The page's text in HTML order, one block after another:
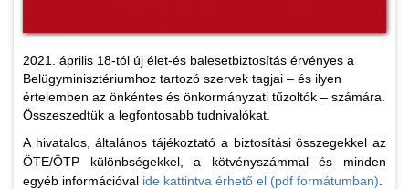
2021. április 18-tól új élet-és balesetbiztosítás érvényes a
Belügyminisztériumhoz tartozó szervek tagjai – és ilyen
értelemben az önkéntes és önkormányzati tűzoltók – számára.
Összeszedtük a legfontosabb tudnivalókat.
A hivatalos, általános tájékoztató a biztosítási összegekkel az
ÖTE/ÖTP különbségekkel, a kötvényszámmal és minden
egyéb információval ide kattintva érhető el (pdf formátumban)